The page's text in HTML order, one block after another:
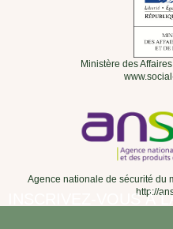
Ministère des
Agence nationale de sécurité du
http://
INSCRIVEZ-VOUS À